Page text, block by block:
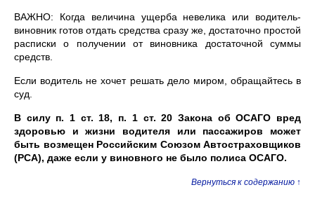
ВАЖНО: Когда величина ущерба невелика или водитель-
виновник готов отдать средства сразу же, достаточно простой
расписки о получении от виновника достаточной суммы
средств.
Если водитель не хочет решать дело миром, обращайтесь в
суд.
В силу п. 1 ст. 18, п. 1 ст. 20 Закона об ОСАГО вред
здоровью и жизни водителя или пассажиров может
быть возмещен Российским Союзом Автостраховщиков
(РСА), даже если у виновного не было полиса ОСАГО.
Вернуться к содержанию ↑